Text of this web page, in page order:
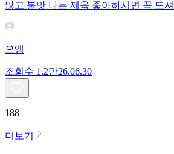
많고 불맛 나는 제육 좋아하시면 꼭 드
으앵
조회수 1.2만26.06.30
188
더보기